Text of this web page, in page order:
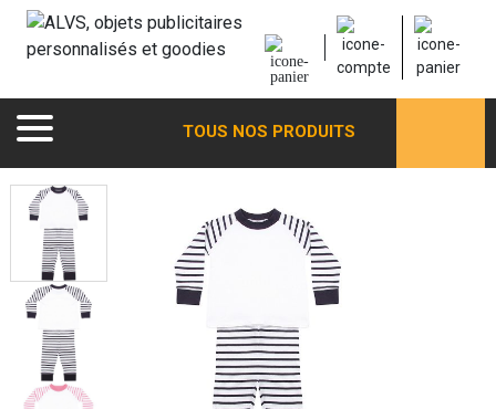
TOUS NOS PRODUITS